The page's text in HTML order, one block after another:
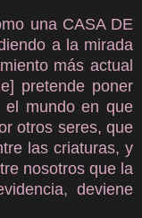
una CASA DE
a la mirada
más actual
pretende poner
el mundo en que
otros seres, que
las criaturas, y
nosotros que la
deviene